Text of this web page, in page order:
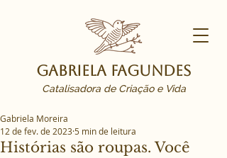
Gabriela Fagundes
Catalisadora de Criação e Vida
Histórias são roupas. Você
Gabriela Moreira
12 de fev. de 2023 5 min de leitura